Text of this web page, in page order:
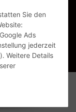
Sie den
Ads
jederzeit
Weitere Details
Unternehmen und